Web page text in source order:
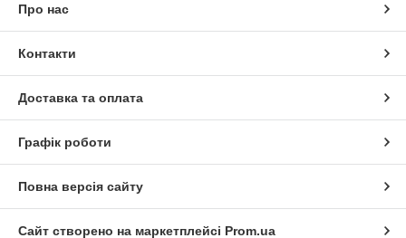
Про нас
Контакти
Доставка та оплата
Графік роботи
Повна версія сайту
Сайт створено на маркетплейсі Prom.ua